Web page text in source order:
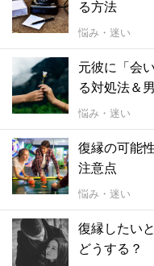
る方法
悩み・迷い
元彼に「会
る対処法＆
悩み・迷い
復縁の可能
注意点
悩み・迷い
復縁したい
どうする？